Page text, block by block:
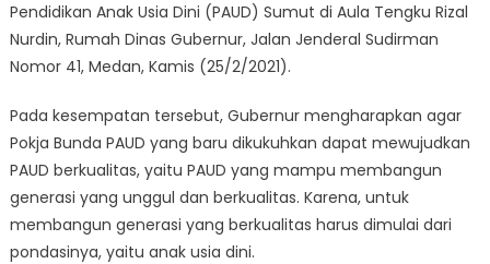
Pendidikan Anak Usia Dini (PAUD) Sumut di Aula Tengku Rizal
Nurdin, Rumah Dinas Gubernur, Jalan Jenderal Sudirman
Nomor 41, Medan, Kamis (25/2/2021).
Pada kesempatan tersebut, Gubernur mengharapkan agar
Pokja Bunda PAUD yang baru dikukuhkan dapat mewujudkan
PAUD berkualitas, yaitu PAUD yang mampu membangun
generasi yang unggul dan berkualitas. Karena, untuk
membangun generasi yang berkualitas harus dimulai dari
pondasinya, yaitu anak usia dini.